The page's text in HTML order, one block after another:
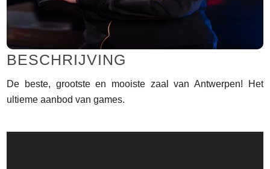
BESCHRIJVING
De beste, grootste en mooiste zaal van Antwerpen! Het
ultieme aanbod van games.